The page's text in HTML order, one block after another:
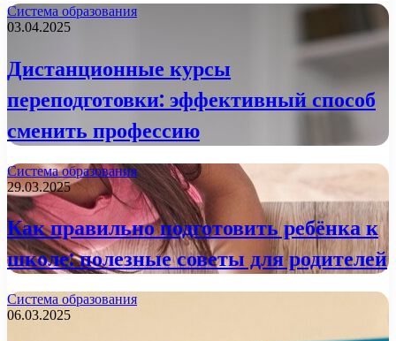
Система образования
03.04.2025
Дистанционные курсы
переподготовки: эффективный способ
сменить профессию
Система образования
29.03.2025
Как правильно подготовить ребёнка к
школе: полезные советы для родителей
Система образования
06.03.2025